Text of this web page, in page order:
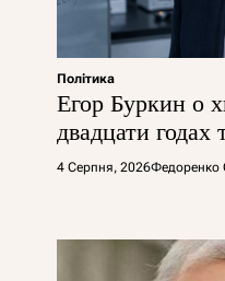
Політика
Егор Буркин о
двадцати
4 Серпня, 2026Федоренко